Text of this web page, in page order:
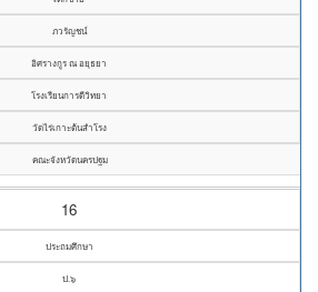
ภวรัญชน์
อิศรางกูร ณ อยุธยา
โรงเรียนการดีวิทยา
วัดไร่เกาะต้นสำโรง
คณะจังหวัดนครปฐม
16
ประถมศึกษา
ป.๖